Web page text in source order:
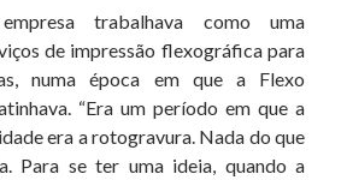
trabalhava como uma
de impressão flexográfica para
numa época em que a Flexo
“Era um período em que a
era a rotogravura. Nada do que
Para se ter uma ideia, quando a